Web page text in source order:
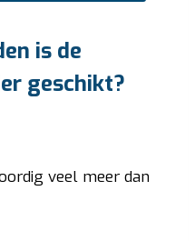
is de
geschikt?
veel meer dan